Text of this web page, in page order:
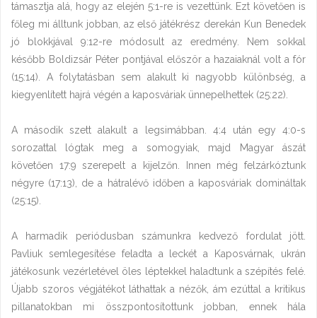
támasztja alá, hogy az elején 5:1-re is vezettünk. Ezt követően is
főleg mi álltunk jobban, az első játékrész derekán Kun Benedek
jó blokkjával 9:12-re módosult az eredmény. Nem sokkal
később Boldizsár Péter pontjával először a hazaiaknál volt a fór
(15:14). A folytatásban sem alakult ki nagyobb különbség, a
kiegyenlített hajrá végén a kaposváriak ünnepelhettek (25:22).
A második szett alakult a legsimábban. 4:4 után egy 4:0-s
sorozattal lógtak meg a somogyiak, majd Magyar ászát
követően 17:9 szerepelt a kijelzőn. Innen még felzárkóztunk
négyre (17:13), de a hátralévő időben a kaposváriak domináltak
(25:15).
A harmadik periódusban számunkra kedvező fordulat jött.
Pavliuk semlegesítése feladta a leckét a Kaposvárnak, ukrán
játékosunk vezérletével öles léptekkel haladtunk a szépítés felé.
Újabb szoros végjátékot láthattak a nézők, ám ezúttal a kritikus
pillanatokban mi összpontosítottunk jobban, ennek hála